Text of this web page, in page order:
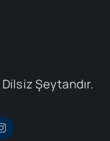
Dilsiz Şeytandır.